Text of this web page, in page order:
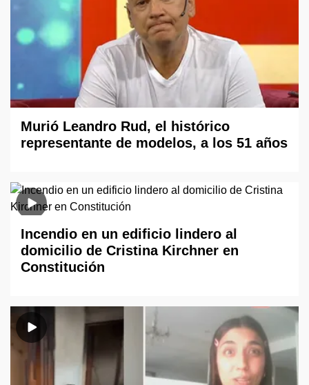
Murió Leandro Rud, el histórico
representante de modelos, a los 51 años
Incendio en un edificio lindero al
domicilio de Cristina Kirchner en
Constitución